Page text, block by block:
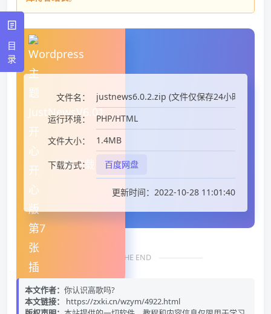
文件下载
文件名：
justnews6.0.2.zip (文件仅保存24小时)
运行环境：
PHP/HTML
文件大小：
1.4MB
下载方式： 百度网盘
更新时间：2022-10-28 11:01:40
THE END
本文作者： 你认识高歌吗?
本文链接：
https://zxki.cn/wzym/4922.html
目
录